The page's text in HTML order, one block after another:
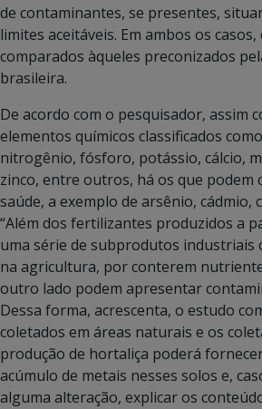
de contaminantes, se presentes,
limites aceitáveis. Em ambos os
comparados àqueles preconizados
brasileira.
De acordo com o pesquisador, assim
elementos químicos classificados
nitrogênio, fósforo, potássio, cálcio,
zinco, entre outros, há os que podem
saúde, a exemplo de arsênio, cádmio,
“Além dos fertilizantes produzidos a
uma série de subprodutos industriais
na agricultura, por conterem
outro lado podem apresentar
Dessa forma, acrescenta, o estudo
coletados em áreas naturais e os
produção de hortaliça poderá
acúmulo de metais nesses solos e,
alguma alteração, explicar os